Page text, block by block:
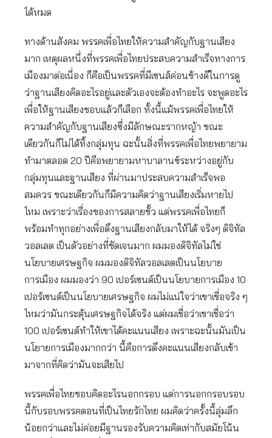
ได้หมด
ทางด้านสังคม พรรคเพื่อไทยให้ความสำคัญกับฐานเสียง
มาก เหตุผลหนึ่งที่พรรคเพื่อไทยประสบความสำเร็จทางการ
เมืองมาต่อเนื่อง ก็คือเป็นพรรคที่มีเซนส์ค่อนข้างดีในการดู
ว่าฐานเสียงคิดอะไรอยู่และตัวเองจะต้องทำอะไร จะพูดอะไร
เพื่อให้ฐานเสียงชอบแล้วก็เลือก ทั้งนี้แม้พรรคเพื่อไทยให้
ความสำคัญกับฐานเสียงซึ่งมีลักษณะรากหญ้า ขณะ
เดียวกันก็ไม่ได้ทิ้งกลุ่มทุน ฉะนั้นสิ่งที่พรรคเพื่อไทยพยายาม
ทำมาตลอด 20 ปีคือพยายามหาบาลานซ์ระหว่างอยู่กับ
กลุ่มทุนและฐานเสียง ที่ผ่านมาประสบความสำเร็จพอ
สมควร ขณะเดียวกันก็มีความคิดว่าฐานเสียงเริ่มหายไป
ไหม เพราะว่าเรื่องของการสลายขั้ว แต่พรรคเพื่อไทยก็
พร้อมทำทุกอย่างเพื่อดึงฐานเสียงกลับมาให้ได้ จริงๆ ดิจิทัล
วอลเลต เป็นตัวอย่างที่ชัดเจนมาก ผมมองดิจิทัลไม่ใช่
นโยบายเศรษฐกิจ ผมมองดิจิทัลวอลเลตเป็นนโยบาย
การเมือง ผมมองว่า 90 เปอร์เซนต์เป็นนโยบายการเมือง 10
เปอร์เซนต์เป็นนโยบายเศรษฐกิจ ผมไม่แน่ใจว่าเขาเชื่อจริง ๆ
ไหมว่ามันกระตุ้นเศรษฐกิจได้จริง แต่ผมเชื่อว่าเขาเชื่อว่า
100 เปอร์เซนต์ทำให้เขาได้คะแนนเสียง เพราะฉะนั้นมันเป็น
นโยายการเมืองมากกว่า นี้คือการดึงคะแนนเสียงกลับเข้า
มาจากที่คิดว่ามันจะเสียไป
พรรคเพื่อไทยชอบคิดอะไรนอกกรอบ แต่การนอกกรอบรอบ
นี้กับรอบพรรคตอนที่เป็นไทยรักไทย ผมคิดว่าครั้งนี้ลุ่มลึก
น้อยกว่าและไม่ค่อยมีฐานรองรับความคิดเท่ากับสมัยโน้น